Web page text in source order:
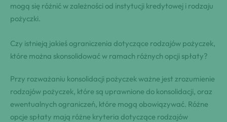
mogą się różnić w zależności od instytucji kredytowej i rodzaju
pożyczki.
Czy istnieją jakieś ograniczenia dotyczące rodzajów pożyczek,
które można skonsolidować w ramach różnych opcji spłaty?
Przy rozważaniu konsolidacji pożyczek ważne jest zrozumienie
rodzajów pożyczek, które są uprawnione do konsolidacji, oraz
ewentualnych ograniczeń, które mogą obowiązywać. Różne
opcje spłaty mają różne kryteria dotyczące rodzajów